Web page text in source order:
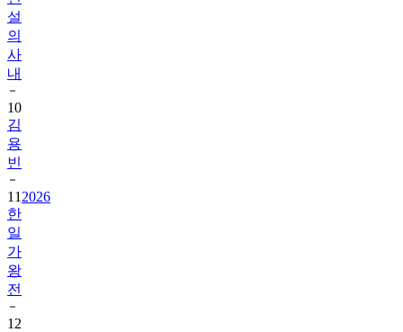
설
의
사
내
10
김
용
빈
11 2026
한
일
가
왕
전
12